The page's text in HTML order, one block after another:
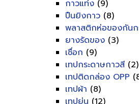
กาวแท่ง (9)
ปืนยิงกาว (8)
พลาสติกห่อของกันก
ยางรัดของ (3)
เชื่อก (9)
เทปกระดาษกาวสี (2)
เทปติดกล่อง OPP
เทปผ้า (8)
เทปย่น (12)